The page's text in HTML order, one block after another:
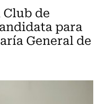
de
para
General de